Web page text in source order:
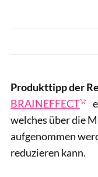
Produkttipp der
BRAINEFFECT
welches über die
aufgenommen
reduzieren kann.